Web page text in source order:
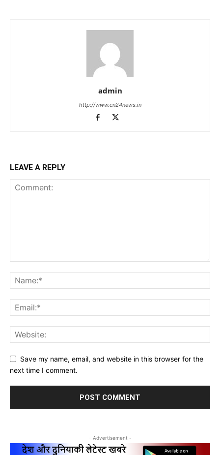
admin
http://www.cn24news.in
LEAVE A REPLY
Save my name, email, and website in this browser for the
next time I comment.
- Advertisement -